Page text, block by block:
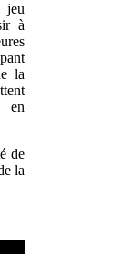
à
la
en
de
la